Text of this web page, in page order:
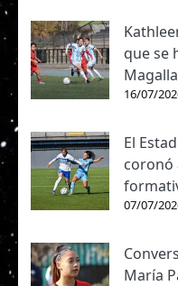
que se
16/07/
El
coronó
07/07/
María